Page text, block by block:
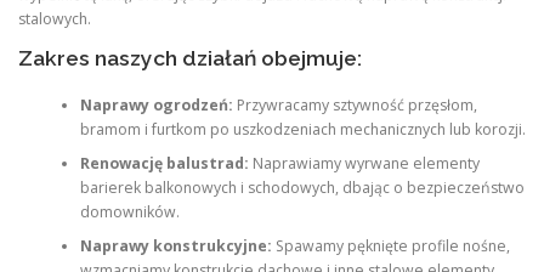
stalowych.
Zakres naszych działań obejmuje:
Naprawy ogrodzeń: Przywracamy sztywność przęsłom,
bramom i furtkom po uszkodzeniach mechanicznych lub korozji.
Renowację balustrad: Naprawiamy wyrwane elementy
barierek balkonowych i schodowych, dbając o bezpieczeństwo
domowników.
Naprawy konstrukcyjne: Spawamy pęknięte profile nośne,